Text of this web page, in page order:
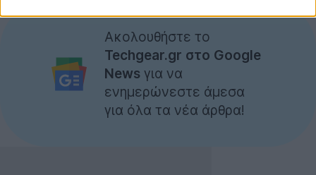
Ακολουθήστε το
Techgear.gr στο Google
News για να
ενημερώνεστε άμεσα
για όλα τα νέα άρθρα!